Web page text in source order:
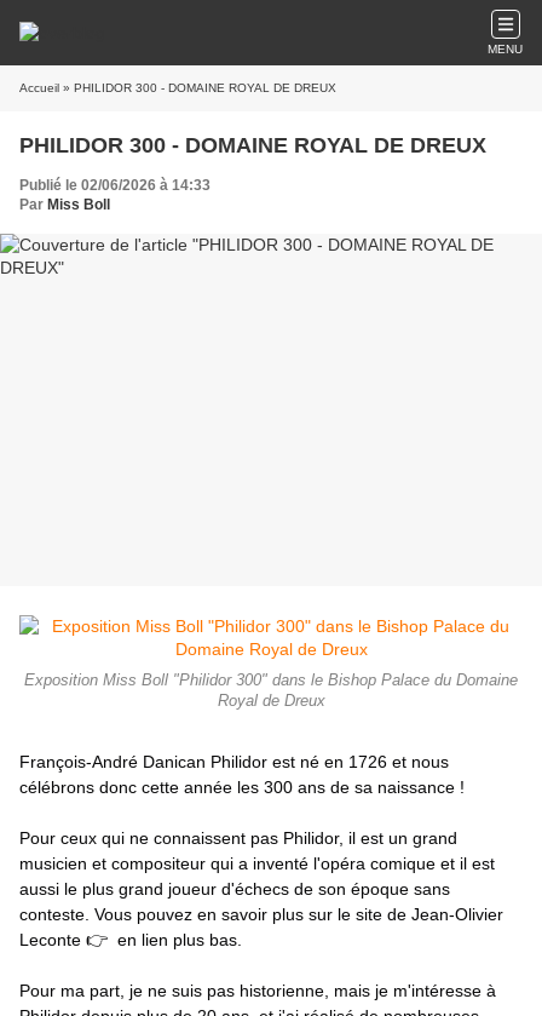
MENU
Accueil » PHILIDOR 300 - DOMAINE ROYAL DE DREUX
PHILIDOR 300 - DOMAINE ROYAL DE DREUX
Publié le 02/06/2026 à 14:33
Par Miss Boll
Exposition Miss Boll "Philidor 300" dans le Bishop Palace du Domaine
Royal de Dreux
François-André Danican Philidor est né en 1726 et nous
célébrons donc cette année les 300 ans de sa naissance !
Pour ceux qui ne connaissent pas Philidor, il est un grand
musicien et compositeur qui a inventé l'opéra comique et il est
aussi le plus grand joueur d'échecs de son époque sans
conteste. Vous pouvez en savoir plus sur le site de Jean-Olivier
Leconte 👉 en lien plus bas.
Pour ma part, je ne suis pas historienne, mais je m'intéresse à